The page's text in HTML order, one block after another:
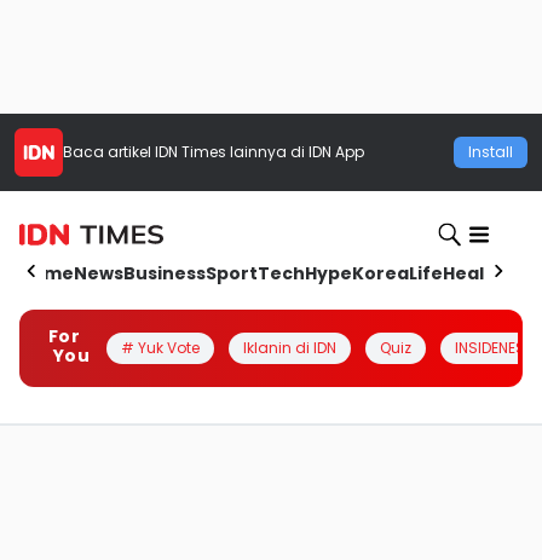
Baca artikel IDN Times lainnya di IDN App Install
HomeNewsBusinessSportTechHypeKoreaLifeHealth
For
You
# Yuk Vote Iklanin di IDN Quiz INSIDENESIA